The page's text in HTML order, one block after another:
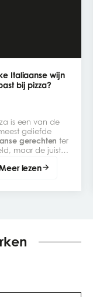
Italiaanse wijn
bij pizza?
is een van de
geliefde
gerechten ter
maar de juiste
kan een
tomaat,
charcuterie,
gegrilde
of krachtigere
karakter
lezen